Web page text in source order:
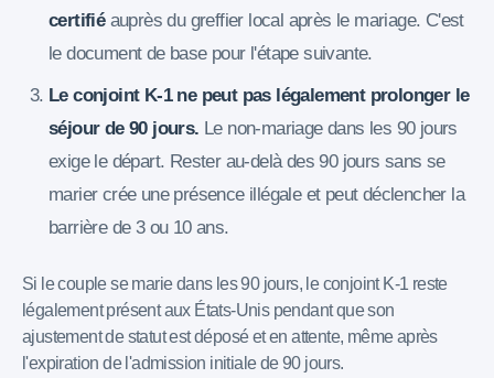
certifiéauprès du greffier local après le mariage. C'est
le document de base pour l'étape suivante.
Le conjoint K-1 ne peut pas légalement prolonger le
séjour de 90 jours. Le non-mariage dans les 90 jours
exige le départ. Rester au-delà des 90 jours sans se
marier crée une présence illégale et peut déclencher la
barrière de 3 ou 10 ans.
Si le couple se marie dans les 90 jours, le conjoint K-1 reste
légalement présent aux États-Unis pendant que son
ajustement de statut est déposé et en attente, même après
l'expiration de l'admission initiale de 90 jours.